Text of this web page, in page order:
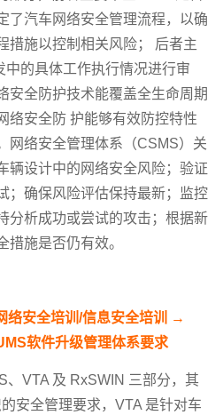
了汽车网络安全管理流程，以确
措施以控制相关风险； 后者主
中的具体工作执行情况进行审
安全防护技术能覆盖全生命周期
络安全防 护能够有效防控特性
网络安全管理体系（CSMS）关
辆设计中的网络安全风险；验证
；确保风险评估保持最新；监控
分析成功或尝试的攻击；根据新
措施是否仍有效。
络安全培训 /信息安全培训
→
软件升级管理体系要求
、VTA 及 RxSWIN 三部分，其
安全管理要求，VTA 是针对车